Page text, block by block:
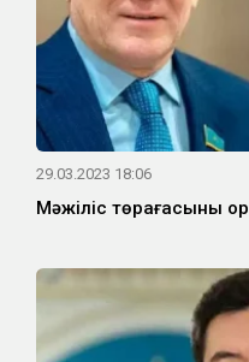
29.03.2023 18:06
Мәжіліс төрағасының